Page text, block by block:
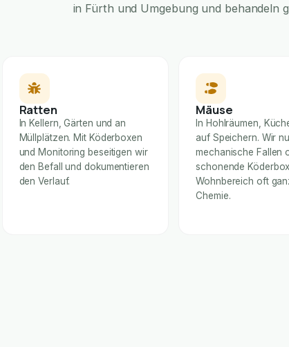
in Fürth und Umgebung und behandeln
Ratten
In Kellern, Gärten und an
Müllplätzen. Mit Köderboxen
und Monitoring beseitigen wir
den Befall und dokumentieren
den Verlauf.
Mäuse
In Hohlräumen,
auf Speichern. Wir
mechanische Fallen
schonende
Wohnbereich oft
Chemie.